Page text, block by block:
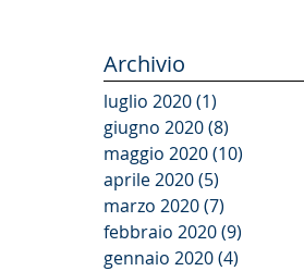
Archivio
luglio 2020(1)
giugno 2020(8)
maggio 2020(10)
aprile 2020(5)
marzo 2020(7)
febbraio 2020(9)
gennaio 2020(4)